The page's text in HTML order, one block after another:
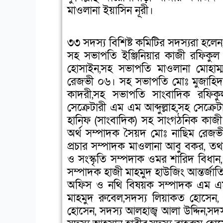
o
c
b
o
w
e
o
l
i
i
n
মাওলানা ইয়াসিন নূরী।
৩৩ সদস্য বিশিষ্ট কমিটির সদস্যরা
সহ সভাপতি ইঞ্জিনিয়ার কাজী
হোসাইন,সহ সভাপতি মাওলানা
রেজভী ০৬। সহ সভাপতি মোঃ
কাদরী,সহ সভাপতি সাংবাদিক
সেক্রেটারী এম এম আব্দুল্লাহ,সহ
হানিফ (সাংবাদিক) সহ সাংগঠনিক
অর্থ সম্পাদক সৈয়দ মোঃ নাছিম
প্রচার সম্পাদক মাওলানা আবু বকর,
ও সংস্কৃতি সম্পদাক ওমর শারিদ
সম্পাদক হাজী মাহমুদ হাউজিং
অফিস ও নথি বিষয়ক সম্পাদক এম
মাহমুদ রুবেল,সদস্য লিয়াকত
হোসেন, সদস্য আলহাজ্ব আলা